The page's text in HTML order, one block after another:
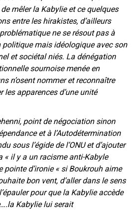
mêler la Kabylie et ce quelques
entre les hirakistes, d’ailleurs
ne se résout pas à
mais idéologique avec son
et sociétal niés. La dénégation
sournoise menée en
n’osent nommer et reconnaître
les apparences d’une unité
point de négociation sinon
et à l’Autodétermination
sous l’égide de l’ONU et d’ajouter
« il y a un racisme anti-Kabyle
pointe d’ironie « si Boukrouh aime
bon vent, d’aller dans le sens
pour que la Kabylie accède
Kabylie lui serait